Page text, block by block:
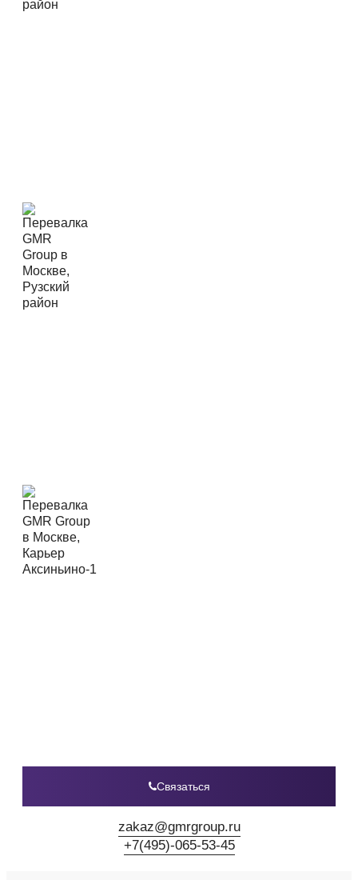
Связаться
zakaz@gmrgroup.ru
+7(495)-065-53-45